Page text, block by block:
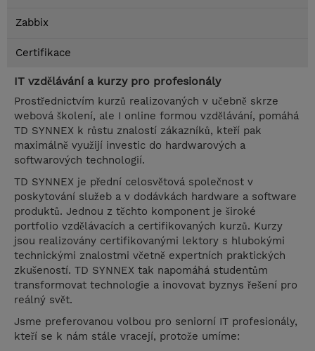
Zabbix
Certifikace
IT vzdělávání a kurzy pro profesionály
Prostřednictvím kurzů realizovaných v učebně skrze
webová školení, ale I online formou vzdělávání, pomáhá
TD SYNNEX k růstu znalostí zákazníků, kteří pak
maximálně využijí investic do hardwarových a
softwarových technologií.
TD SYNNEX je přední celosvětová společnost v
poskytování služeb a v dodávkách hardware a software
produktů. Jednou z těchto komponent je široké
portfolio vzdělávacích a certifikovaných kurzů. Kurzy
jsou realizovány certifikovanými lektory s hlubokými
technickými znalostmi včetně expertních praktických
zkušeností. TD SYNNEX tak napomáhá studentům
transformovat technologie a inovovat byznys řešení pro
reálný svět.
Jsme preferovanou volbou pro seniorní IT profesionály,
kteří se k nám stále vracejí, protože umíme: